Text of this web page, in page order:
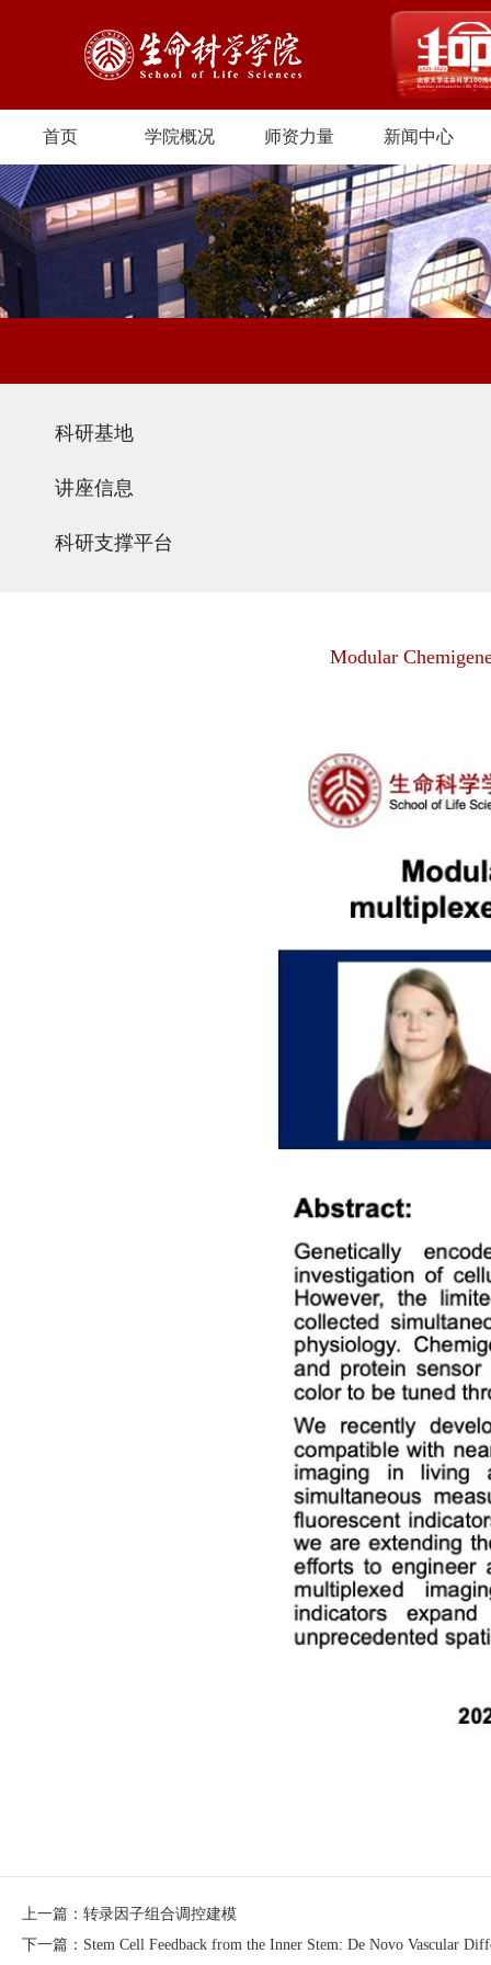
首页 学院概况 师资力量 新闻中心
科研基地
讲座信息
科研支撑平台
Modular
上一篇：转录因子组合调控建模
下一篇：Stem Cell Feedback from the Inner Stem: De Novo Vascular